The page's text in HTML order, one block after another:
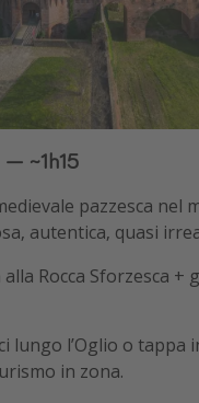
— ~1h15
pazzesca nel
autentica, quasi
alla Rocca Sforzesca +
lungo l’Oglio o tappa
in zona.